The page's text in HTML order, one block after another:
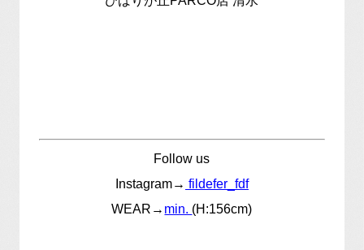
Follow us
Instagram→ fildefer_fdf
WEAR→ min. (H:156cm)